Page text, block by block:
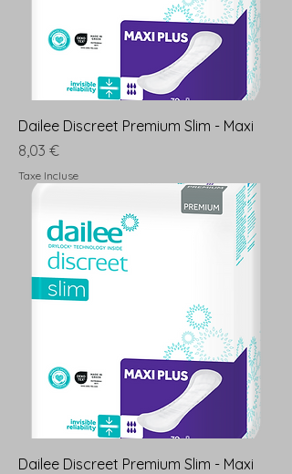
Dailee Discreet Premium Slim - Maxi
Prix
8,03 €
Taxe Incluse
Dailee Discreet Premium Slim - Maxi